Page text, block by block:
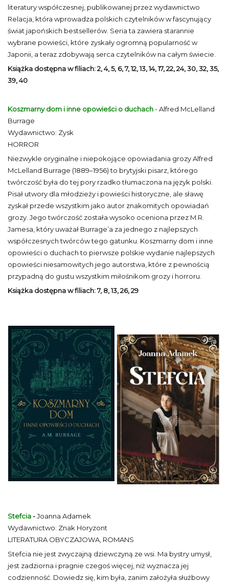
literatury współczesnej, publikowanej przez wydawnictwo
Relacja, która wprowadza polskich czytelników w fascynujący
świat japońskich bestsellerów. Seria ta zawiera starannie
wybrane powieści, które zyskały ogromną popularność w
Japonii, a teraz zdobywają serca czytelników na całym świecie.
Książka dostępna w filiach: 2, 4, 5, 6, 7, 12, 13, 14, 17, 22, 24, 30, 32, 35,
39, 40
Koszmarny dom i inne opowieści o duchach- Alfred McLelland
Burrage
Wydawnictwo: Zysk
HORROR
Niezwykle oryginalne i niepokojące opowiadania grozy Alfred
McLelland Burrage (1889–1956) to brytyjski pisarz, którego
twórczość była do tej pory rzadko tłumaczona na język polski.
Pisał utwory dla młodzieży i powieści historyczne, ale sławę
zyskał przede wszystkim jako autor znakomitych opowiadań
grozy. Jego twórczość została wysoko oceniona przez M.R.
Jamesa, który uważał Burrage’a za jednego z najlepszych
współczesnych twórców tego gatunku. Koszmarny dom i inne
opowieści o duchach to pierwsze polskie wydanie najlepszych
opowieści niesamowitych jego autorstwa, które z pewnością
przypadną do gustu wszystkim miłośnikom grozy i horroru.
Książka dostępna w filiach: 7, 8, 13, 26, 29
Stefcia-Joanna Adamek
Wydawnictwo: Znak Horyzont
LITERATURA OBYCZAJOWA, ROMANS
Stefcia nie jest zwyczajną dziewczyną ze wsi. Ma bystry umysł,
jest zadziorna i pragnie czegoś więcej, niż wyznacza jej
codzienność. Dowiedz się, kim była, zanim założyła służbowy